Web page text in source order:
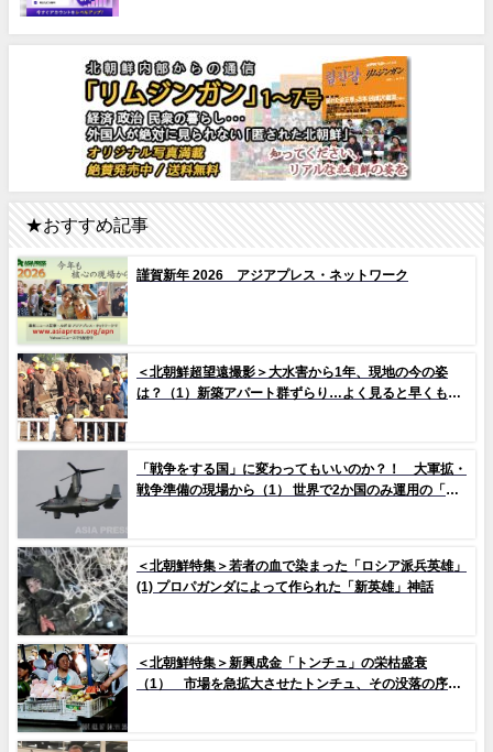
★おすすめ記事
謹賀新年 2026 アジアプレス・ネットワーク
＜北朝鮮超望遠撮影＞大水害から1年、現地の今の姿
は？（1）新築アパート群ずらり…よく見ると早くもタ
「戦争をする国」に変わってもいいのか？！ 大軍拡・
戦争準備の現場から（1） 世界で2か国のみ運用の「欠
＜北朝鮮特集＞若者の血で染まった「ロシア派兵英雄」
(1) プロパガンダによって作られた「新英雄」神話
＜北朝鮮特集＞新興成金「トンチュ」の栄枯盛衰
（1） 市場を急拡大させたトンチュ、その没落の序幕